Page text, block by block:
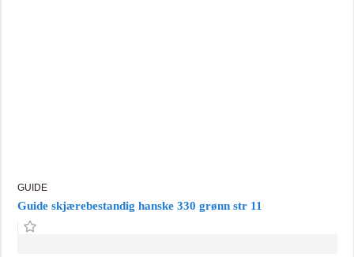
GUIDE
Guide skjærebestandig hanske 330 grønn str 11